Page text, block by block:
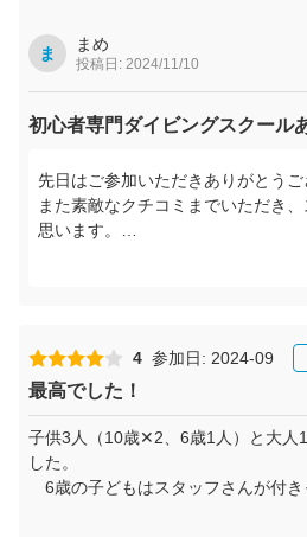
いらしてください。心よりお待ちし
合同会社ダイビングスクールあつま
いただき本当にありがとうございまし
ま まめ
投稿日: 2024/11/10
初心者専門ダイビングスクール
先日はご参加いただきありがとうご
また素敵なクチコミまでいただき
思います。
4 参加日: 2024-09
最高でした！
子供3人（10歳✕2、6歳1人）と大人
した。
6歳の子どもはスタッフさんが付き
きなように泳がせて頂きました。対